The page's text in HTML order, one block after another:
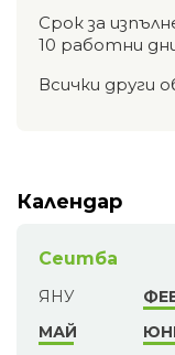
Срок за
10 работни
Всички други
Календар
Сеитба
ЯНУ
МАЙ